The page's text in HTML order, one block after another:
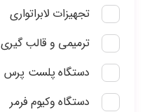
تجهیزات لابراتواری
ترمیمی و قالب گیری
دستگاه پلست پرس
دستگاه وکیوم فرمر